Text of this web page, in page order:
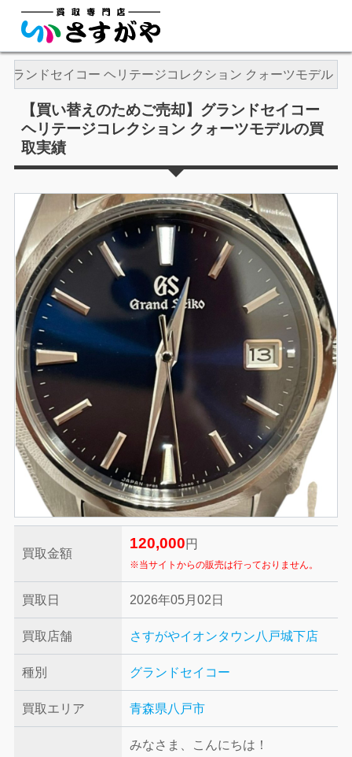
ランドセイコー ヘリテージコレクション クォーツモデル
【買い替えのためご売却】グランドセイコー
ヘリテージコレクション クォーツモデルの買
取実績
買取金額
120,000 円
※当サイトからの販売は行っておりません。
買取日 2026年05月02日
買取店舗 さすがやイオンタウン八戸城下店
種別 グランドセイコー
買取エリア 青森県八戸市
みなさま、こんにちは！